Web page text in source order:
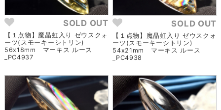
SOLD OUT
【１点物】魔晶虹入り ゼウスクォ
ーツ(スモーキーシトリン)
56x18mm マーキス ルース
_PC4937
SOLD OUT
【１点物】魔晶虹入り ゼウスクォ
ーツ(スモーキーシトリン)
54x21mm マーキス ルース
_PC4938